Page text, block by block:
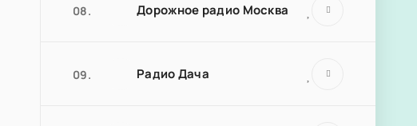
08. Дорожное радио Москва
09. Радио Дача